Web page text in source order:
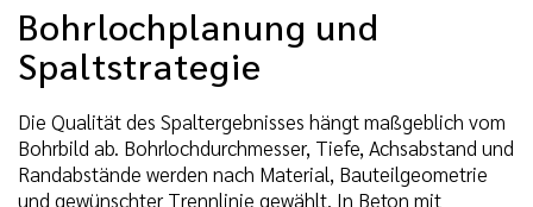
Bohrlochplanung und
Spaltstrategie
Die Qualität des Spaltergebnisses hängt maßgeblich vom
Bohrbild ab. Bohrlochdurchmesser, Tiefe, Achsabstand und
Randabstände werden nach Material, Bauteilgeometrie
und gewünschter Trennlinie gewählt. In Beton mit